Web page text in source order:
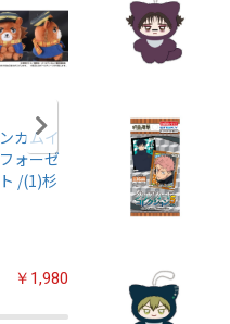
カムイ
ォーゼ
/(1)杉
￥1,980
アニメ『僕のヒー
ローアカデミア』
ちみけもますこっ
と /(7)轟焦凍
￥2,200